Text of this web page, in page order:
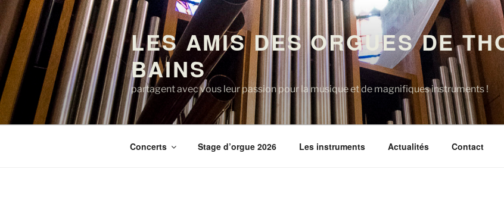
Aller
au
contenu
principal
LES AMIS DES ORGUES DE
BAINS
partagent avec vous leur passion pour la musique et de magnifiques instruments !
Concerts Stage d’orgue 2026 Les instruments Actualités Contact